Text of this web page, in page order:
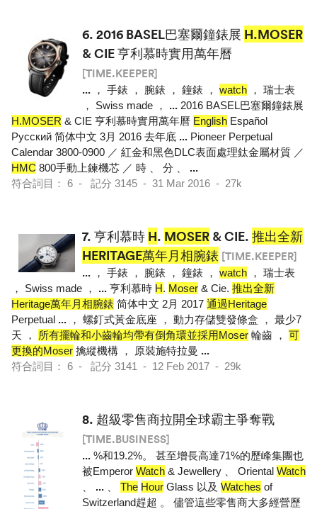
6. 2016 BASEL巴塞爾鐘錶展 H.MOSER
& CIE 亨利慕時實用萬年曆
[TIME.KEEPER]
... ， 手錶 ， 腕錶 ， 鐘錶 ， watch ， 瑞士表
， Swiss made ， ... 2016 BASEL巴塞爾鐘錶展
H.MOSER & CIE 亨利慕時實用萬年曆 English Español
Pусский 简体中文 3月 2016 去年底 ... Pioneer Perpetual
Calendar 3800-0900 ／ 紅金和黑色DLC表面處理鈦金屬材質 ／
HMC 800手動上鍊機芯 ／ 時 、 分 、 ...
符合詞目： 6 - 記分 3145 - 31 Mar 2016 - 27k
7. 亨利慕時 H. MOSER & CIE. 推出全新
HERITAGE萬年月相腕錶 [TIME.KEEPER]
... ， 手錶 ， 腕錶 ， 鐘錶 ， watch ， 瑞士表
， Swiss made ， ... 亨利慕時 H. Moser & Cie. 推出全新
Heritage萬年月相腕錶 简体中文 2月 2017 通過Heritage
Perpetual ... ， 螺釘式黃金底座 ， 動力存儲雙發條盒 ， 最少7
天 ，
所有擺輪和小齒輪均帶有倒角環並採用Moser 輪齒 ， 可
更換的Moser 擒縱機構 ， 原裝施特拉曼 ...
符合詞目： 6 - 記分 3141 - 12 Feb 2017 - 29k
8. 超級零售商拉開全球霸主爭奪戰
[TIME.BUSINESS]
... %和19.2%。 甚至增長高達71%的歷峰集團也
被Emperor Watch & Jewellery 、 Oriental Watch
... The Hour Glass 以及 Watches of
Switzerland趕超 。 儘管這些零售商大多經營歷